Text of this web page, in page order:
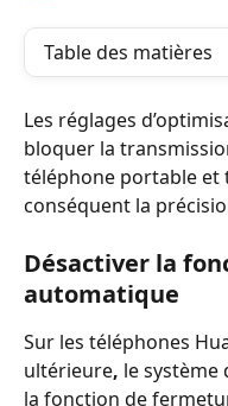
Table des matières
Les réglages
bloquer la
téléphone portable et
conséquent la
Désactiver la
automatique
Sur les téléphones
ultérieure, le système
la fonction de